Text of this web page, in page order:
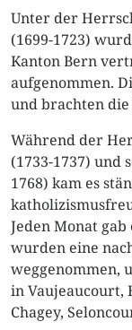
Unter der
(1699-1723)
Kanton Bern
aufgenommen.
und brachten
Während der
(1733-1737) und
1768) kam es
Jeden Monat
wurden eine
weggenommen,
in Vaujeaucourt,
Chagey,